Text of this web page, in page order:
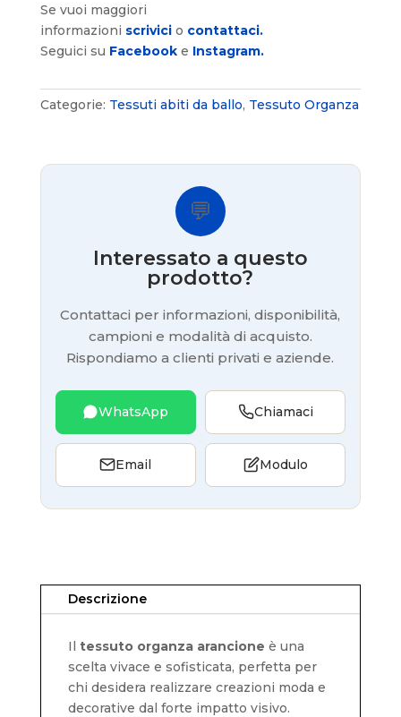
Se vuoi maggiori
informazioni scrivici o contattaci.
Seguici su Facebooke Instagram.
Categorie: Tessuti abiti da ballo, Tessuto Organza
💬
Interessato a questo
prodotto?
Contattaci per informazioni, disponibilità,
campioni e modalità di acquisto.
Rispondiamo a clienti privati e aziende.
WhatsApp Chiamaci
Email Modulo
Descrizione
Il tessuto organza arancione è una
scelta vivace e sofisticata, perfetta per
chi desidera realizzare creazioni moda e
decorative dal forte impatto visivo.